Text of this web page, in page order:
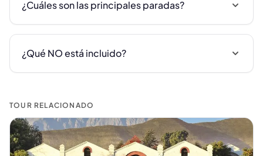
¿Cuáles son las principales paradas?
¿Qué NO está incluido?
TOUR RELACIONADO